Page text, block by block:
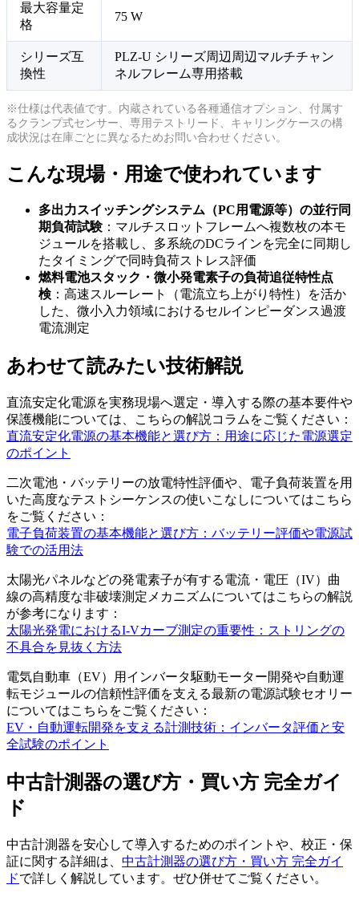
最大容量定
格
75 W
シリーズ互
換性
PLZ-U シリーズ周辺周辺マルチチャン
ネルフレーム専用搭載
※仕様は代表値です。内蔵されている各種通信オプション、付属す
るクランプ式センサー、専用テストリード、キャリングケースの構
成状況は在庫ごとに異なるためお問い合わせください。
こんな現場・用途で使われています
多出力スイッチングシステム（PC用電源等）の並行同
期負荷試験：マルチスロットフレームへ複数枚の本モ
ジュールを搭載し、多系統のDCラインを完全に同期し
たタイミングで同時負荷ストレス評価
燃料電池スタック・微小発電素子の負荷追従特性点
検 ：高速スルーレート（電流立ち上がり特性）を活か
した、微小入力領域におけるセルインピーダンス過渡
電流測定
あわせて読みたい技術解説
直流安定化電源を実務現場へ選定・導入する際の基本要件や
保護機能については、こちらの解説コラムをご覧ください：
直流安定化電源の基本機能と選び方：用途に応じた電源選定
のポイント
二次電池・バッテリーの放電特性評価や、電子負荷装置を用
いた高度なテストシーケンスの使いこなしについてはこちら
をご覧ください：
電子負荷装置の基本機能と選び方：バッテリー評価や電源試
験での活用法
太陽光パネルなどの発電素子が有する電流・電圧（IV）曲
線の高精度な非破壊測定メカニズムについてはこちらの解説
が参考になります：
太陽光発電におけるI-Vカーブ測定の重要性：ストリングの
不具合を見抜く方法
電気自動車（EV）用インバータ駆動モーター開発や自動運
転モジュールの信頼性評価を支える最新の電源試験セオリー
についてはこちらをご覧ください：
EV・自動運転開発を支える計測技術：インバータ評価と安
全試験のポイント
中古計測器の選び方・買い方 完全ガイ
ド
中古計測器を安心して導入するためのポイントや、校正・保
証に関する詳細は、 中古計測器の選び方・買い方 完全ガイ
ドで詳しく解説しています。ぜひ併せてご覧ください。